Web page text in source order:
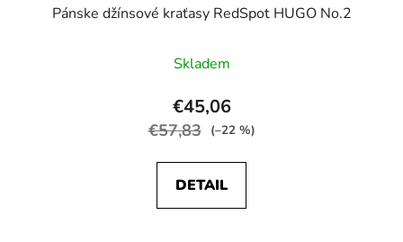
Pánske džínsové kraťasy RedSpot HUGO No.2
Skladem
€45,06
€57,83 (–22 %)
DETAIL